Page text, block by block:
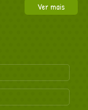
Ver mais